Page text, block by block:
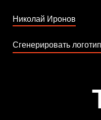
Николай Иронов
Сгенерировать логотип